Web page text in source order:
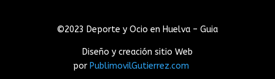
©2023 Deporte y Ocio en Huelva – Guia
Diseño y creación sitio Web
por PublimovilGutierrez.com